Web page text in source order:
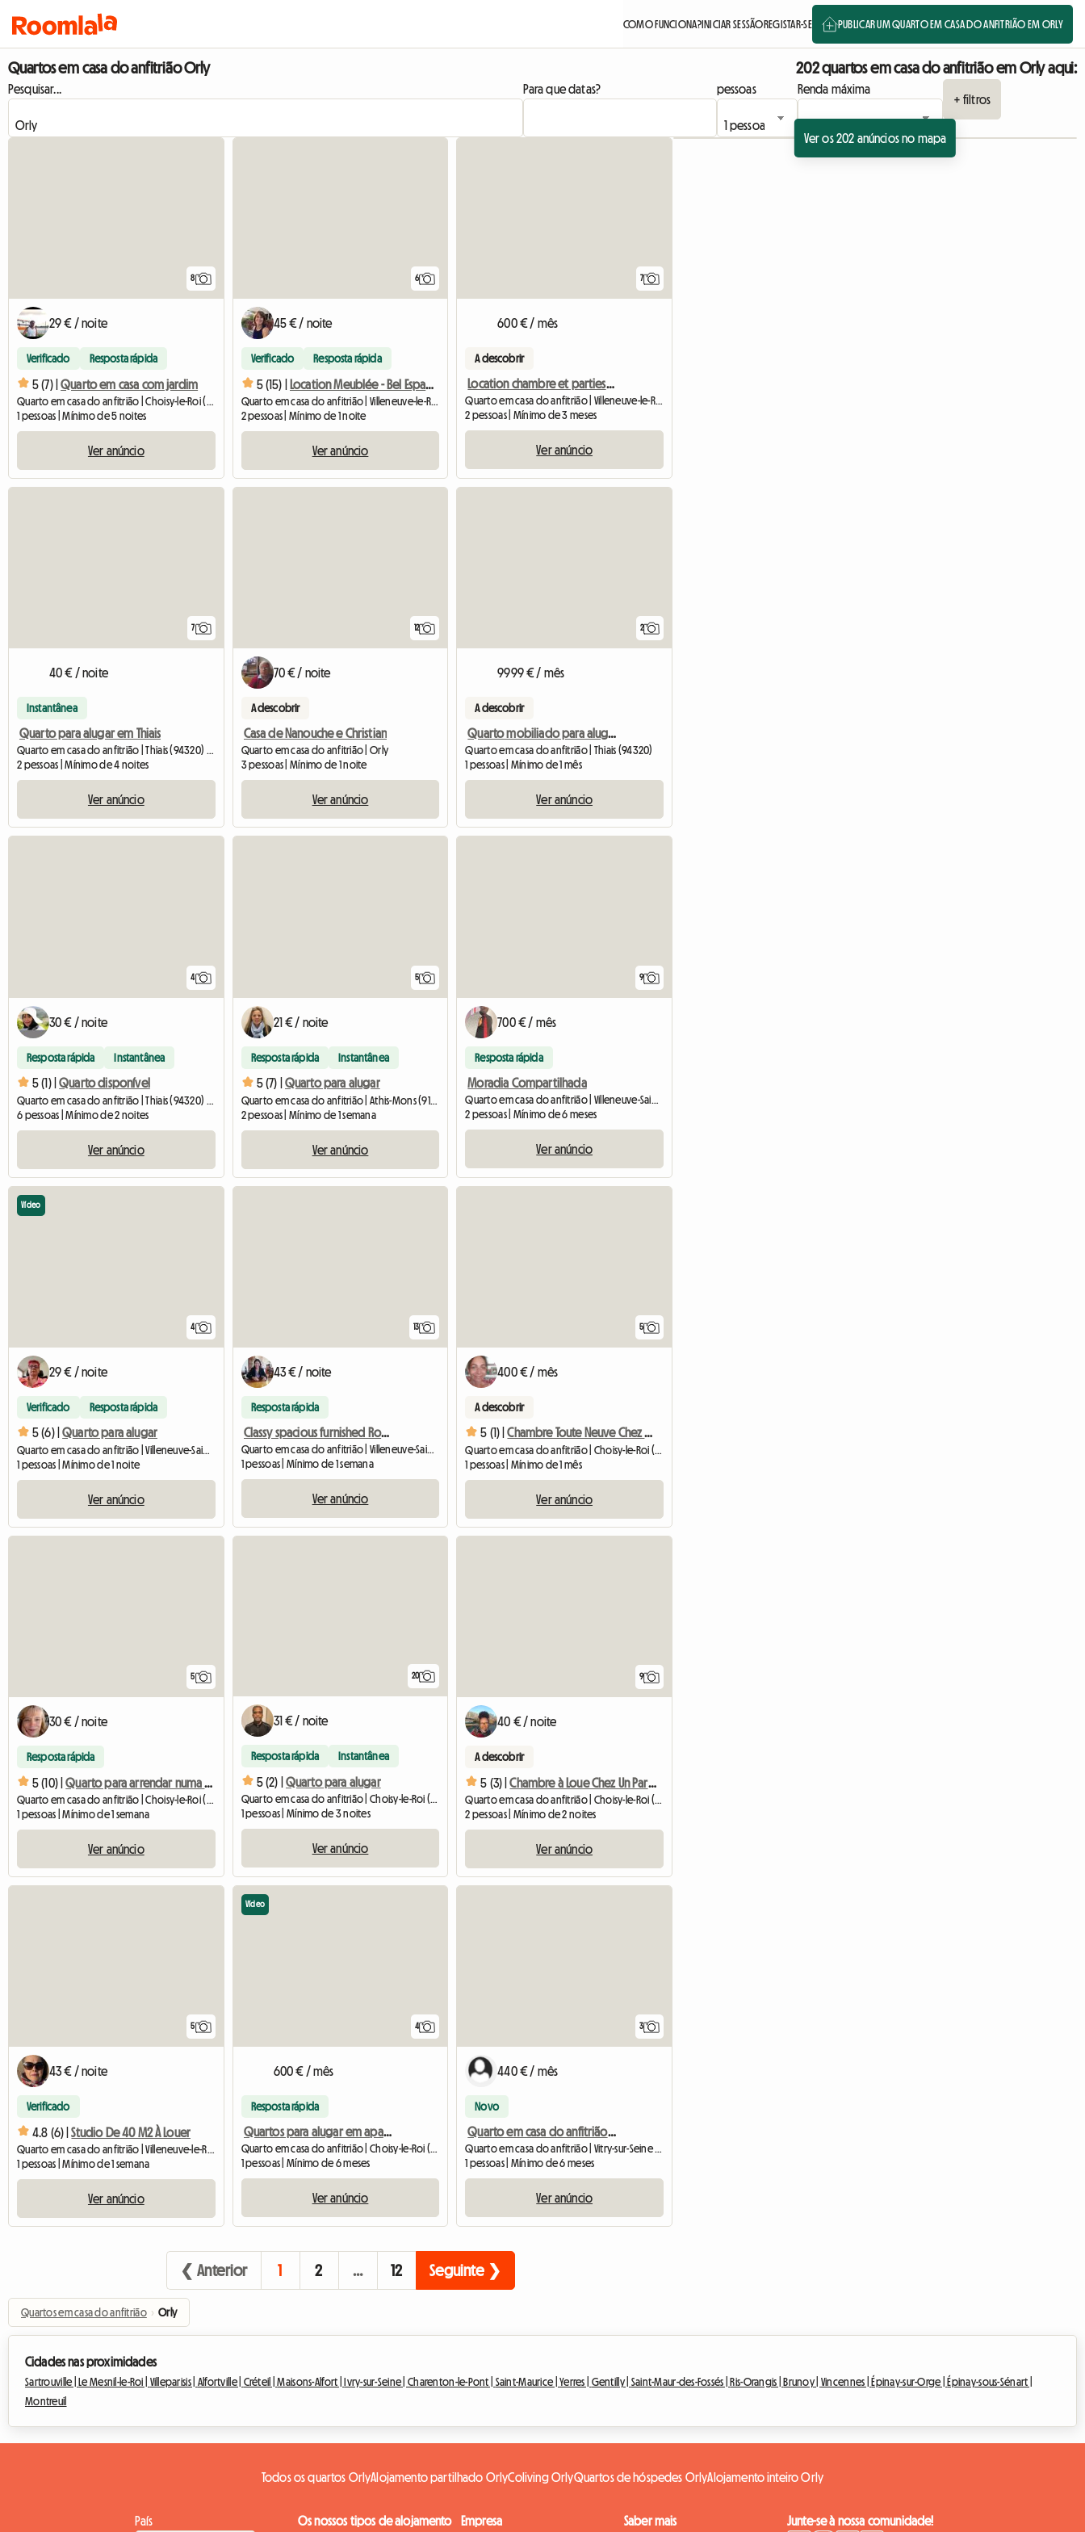
COMO FUNCIONA?INICIAR SESSÃOREGISTAR-SE PUBLICAR UM QUARTO EM CASA DO ANFITRIÃO EM ORLY
Quartos em casa do anfitrião Orly 202 quartos em casa do anfitrião em Orly aqui:
Pesquisar... Para que datas? pessoas
Renda máxima
+ filtros
Ver os 202 anúncios no mapa
8
29 € / noite
Verificado Resposta rápida
5 (7) | Quarto em casa com jardim
Quarto em casa do anfitrião | Choisy-le-Roi (94600) | 11 M2
1 pessoas | Mínimo de 5 noites
Ver anúncio
6
45 € / noite
Verificado Resposta rápida
5 (15) | Location Meublée - Bel Espace Lumineux
Quarto em casa do anfitrião | Villeneuve-le-Roi (94390) | 45 M2
2 pessoas | Mínimo de 1 noite
Ver anúncio
7
600 € / mês
A descobrir
Location chambre et parties communes
Quarto em casa do anfitrião | Villeneuve-le-Roi (94290) | 14 M2
2 pessoas | Mínimo de 3 meses
Ver anúncio
7
40 € / noite
Instantânea
Quarto para alugar em Thiais
Quarto em casa do anfitrião | Thiais (94320) | 12 M2
2 pessoas | Mínimo de 4 noites
Ver anúncio
12
70 € / noite
A descobrir
Casa de Nanouche e Christian
Quarto em casa do anfitrião | Orly
3 pessoas | Mínimo de 1 noite
Ver anúncio
2
9999 € / mês
A descobrir
Quarto mobiliado para alugar em um apartamento
Quarto em casa do anfitrião | Thiais (94320)
1 pessoas | Mínimo de 1 mês
Ver anúncio
4
30 € / noite
Resposta rápida Instantânea
5 (1) | Quarto disponível
6 pessoas | Mínimo de 2 noites
Ver anúncio
5
21 € / noite
Resposta rápida Instantânea
5 (7) | Quarto para alugar
Quarto em casa do anfitrião | Athis-Mons (91200) | 14 M2
2 pessoas | Mínimo de 1 semana
Ver anúncio
9
700 € / mês
Resposta rápida
Moradia Compartilhada
2 pessoas | Mínimo de 6 meses
Ver anúncio
4
Vídeo
29 € / noite
Verificado Resposta rápida
5 (6) | Quarto para alugar
Quarto em casa do anfitrião | Villeneuve-Saint-Georges (94190) | 10 M2
1 pessoas | Mínimo de 1 noite
Ver anúncio
13
43 € / noite
Resposta rápida
Classy spacious furnished Room
Quarto em casa do anfitrião | Villeneuve-Saint-Georges (94190) | 15 M2
1 pessoas | Mínimo de 1 semana
Ver anúncio
5
400 € / mês
A descobrir
5 (1) | Chambre Toute Neuve Chez L Habitant
Quarto em casa do anfitrião | Choisy-le-Roi (94600) | 11 M2
1 pessoas | Mínimo de 1 mês
Ver anúncio
5
30 € / noite
Resposta rápida
5 (10) | Quarto para arrendar numa casa perto de Paris
Quarto em casa do anfitrião | Choisy-le-Roi (94600) | 11 M2
1 pessoas | Mínimo de 1 semana
Ver anúncio
20
31 € / noite
Resposta rápida Instantânea
5 (2) | Quarto para alugar
Quarto em casa do anfitrião | Choisy-le-Roi (94600) | 9 M2
1 pessoas | Mínimo de 3 noites
Ver anúncio
9
40 € / noite
A descobrir
5 (3) | Chambre à Loue Chez Un Particulier à Choisy Le Roi
Quarto em casa do anfitrião | Choisy-le-Roi (94600) | 11 M2
2 pessoas | Mínimo de 2 noites
Ver anúncio
5
43 € / noite
Verificado
4.8 (6) | Studio De 40 M2 À Louer
Quarto em casa do anfitrião | Villeneuve-le-Roi (94290) | 40 M2
1 pessoas | Mínimo de 1 semana
Ver anúncio
4
Vídeo
600 € / mês
Resposta rápida
Quartos para alugar em apartamento compartilhado
Quarto em casa do anfitrião | Choisy-le-Roi (94600) | 11 M2
1 pessoas | Mínimo de 6 meses
Ver anúncio
3
440 € / mês
Novo
Quarto em casa do anfitrião - Casa - Vitry-sur-Seine -
Quarto em casa do anfitrião | Vitry-sur-Seine (94400) | 10 M2
1 pessoas | Mínimo de 6 meses
Ver anúncio
❮ Anterior 1 2 … 12 Seguinte ❯
Quartos em casa do anfitrião › Orly
Cidades nas proximidades
Sartrouville | Le Mesnil-le-Roi | Villeparisis | Alfortville | Créteil |Maisons-Alfort | Ivry-sur-Seine | Charenton-le-Pont | Saint-Maurice |Yerres | Gentilly | Saint-Maur-des-Fossés | Ris-Orangis | Brunoy | Vincennes | Épinay-sur-Orge |
Épinay-sous-Sénart |
Montreuil
Todos os quartos OrlyAlojamento partilhado OrlyColiving OrlyQuartos de hóspedes OrlyAlojamento inteiro Orly
País Os nossos tipos de alojamento Empresa Saber mais Junte-se à nossa comunidade!